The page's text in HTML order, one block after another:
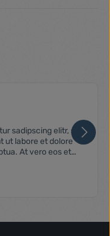
sadipscing elitr, sed
ut labore et dolore
At vero eos et
sadipscing